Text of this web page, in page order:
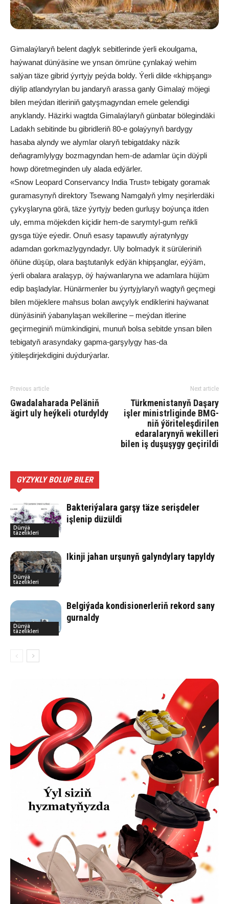
Gimalaýlaryň belent daglyk sebitlerinde ýerli ekoulgama,
haýwanat dünýäsine we ynsan ömrüne çynlakaý wehim
salýan täze gibrid ýyrtyjy peýda boldy. Ýerli dilde «khipşang»
diýlip atlandyrylan bu jandaryň arassa ganly Gimalaý möjegi
bilen meýdan itleriniň gatyşmagyndan emele gelendigi
anyklandy. Häzirki wagtda Gimalaýlaryň günbatar bölegindäki
Ladakh sebitinde bu gibridleriň 80-e golaýynyň bardygy
hasaba alyndy we alymlar olaryň tebigatdaky näzik
deňagramlylygy bozmagyndan hem-de adamlar üçin düýpli
howp döretmeginden uly alada edýärler.
«Snow Leopard Conservancy India Trust» tebigaty goramak
guramasynyň direktory Tsewang Namgalyň ylmy neşirlerdäki
çykyşlaryna görä, täze ýyrtyjy beden gurluşy boýunça itden
uly, emma möjekden kiçidir hem-de sarymtyl-gum reňkli
gysga tüýe eýedir. Onuň esasy tapawutly aýratynlygy
adamdan gorkmazlygyndadyr. Uly bolmadyk it sürüleriniň
öňüne düşüp, olara baştutanlyk edýän khipşanglar, eýýäm,
ýerli obalara aralaşyp, öý haýwanlaryna we adamlara hüjüm
edip başladylar. Hünärmenler bu ýyrtyjylaryň wagtyň geçmegi
bilen möjeklere mahsus bolan awçylyk endiklerini haýwanat
dünýäsiniň ýabanylaşan wekillerine – meýdan itlerine
geçirmeginiň mümkindigini, munuň bolsa sebitde ynsan bilen
tebigatyň arasyndaky gapma-garşylygy has-da
ýitileşdirjekdigini duýdurýarlar.
Previous article
Gwadalaharada Peläniň
ägirt uly heýkeli oturdyldy
Next article
Türkmenistanyň Daşary
işler ministrliginde BMG-
niň ýöriteleşdirilen
edaralarynyň wekilleri
bilen iş duşuşygy geçirildi
GYZYKLY BOLUP BILER
Dünýä
täzelikleri
Bakteriýalara garşy täze serişdeler
işlenip düzüldi
Dünýä
täzelikleri
Ikinji jahan urşunyň galyndylary tapyldy
Dünýä
täzelikleri
Belgiýada kondisionerleriň rekord sany
gurnaldy